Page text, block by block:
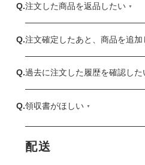
注文した商品を返品したい
注文確定したあと、商品を追加
過去に注文した履歴を確認した
領収書がほしい
配送